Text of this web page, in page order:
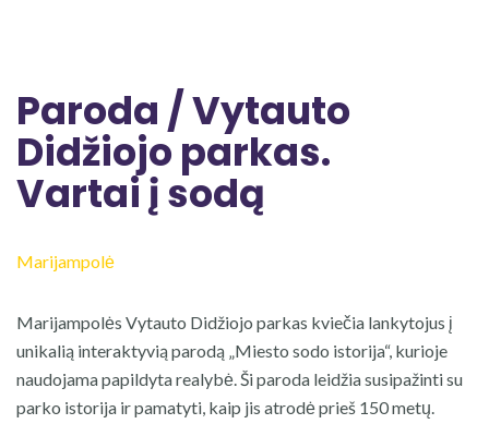
Paroda / Vytauto
Didžiojo parkas.
Vartai į sodą
Marijampolė
Marijampolės Vytauto Didžiojo parkas kviečia lankytojus į
unikalią interaktyvią parodą „Miesto sodo istorija“, kurioje
naudojama papildyta realybė. Ši paroda leidžia susipažinti su
parko istorija ir pamatyti, kaip jis atrodė prieš 150 metų.